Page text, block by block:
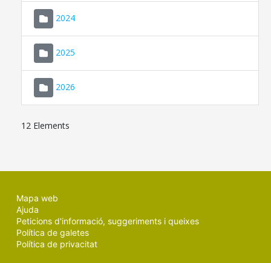
2024
2025
2026
12 Elements
Mapa web
Ajuda
Peticions d'informació, suggeriments i queixes
Política de galetes
Política de privacitat